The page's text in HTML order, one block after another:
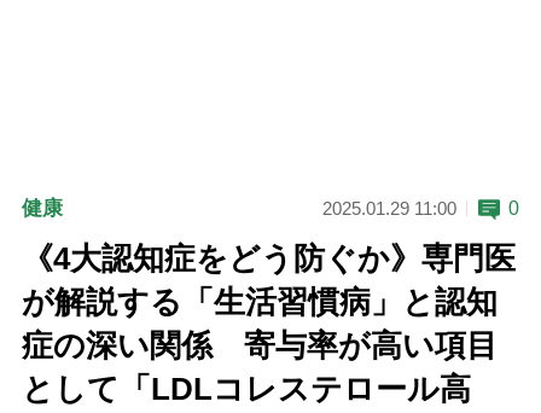
健康 2025.01.29 11:00 0
《4大認知症をどう防ぐか》専門医
が解説する「生活習慣病」と認知
症の深い関係 寄与率が高い項目
として「LDLコレステロール高